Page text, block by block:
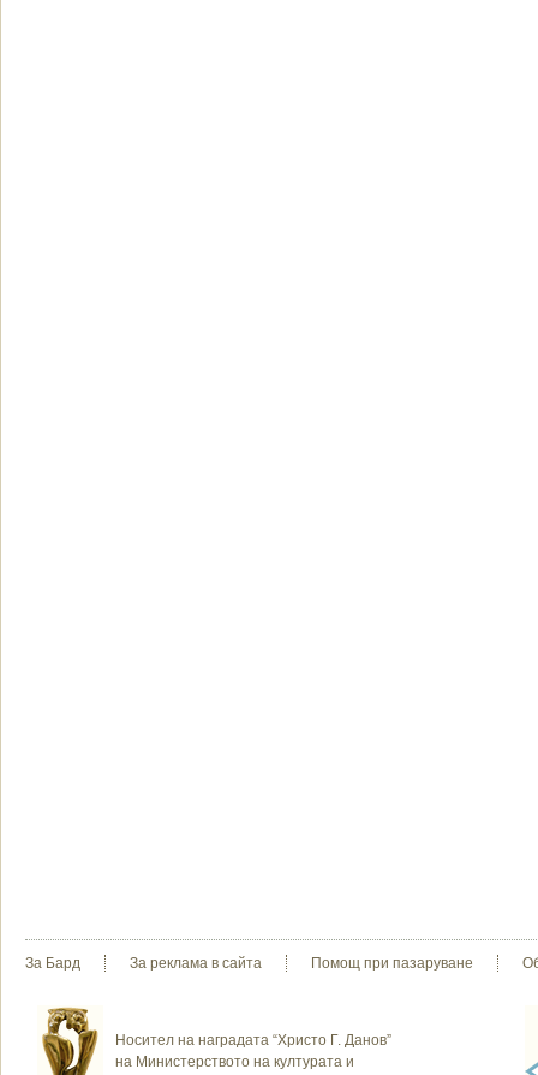
За Бард За реклама в сайта Помощ при пазаруване
Носител на наградата “Христо Г. Данов”
на Министерството на културата и